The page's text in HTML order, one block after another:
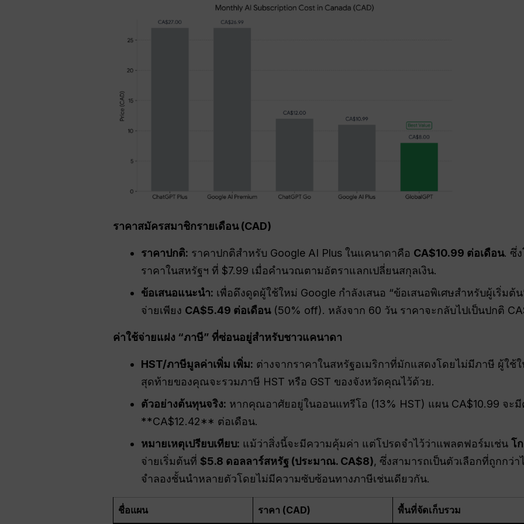
ราคาสมัครสมาชิกรายเดือน (CAD)
ราคาปกติ: ราคาปกติสำหรับ Google AI Plus ในแคนาดาคือ CA$10.99 ต่อเดือน. ซึ่
ราคาในสหรัฐฯ ที่ $7.99 เมื่อคำนวณตามอัตราแลกเปลี่ยนสกุลเงิน.
ข้อเสนอแนะนำ: เพื่อดึงดูดผู้ใช้ใหม่ Google กำลังเสนอ “ข้อเสนอพิเศษสำหรับผู้เริ่ม
จ่ายเพียง CA$5.49 ต่อเดือน(50% off). หลังจาก 60 วัน ราคาจะกลับไปเป็นปกติ
ค่าใช้จ่ายแฝง “ภาษี” ที่ซ่อนอยู่สำหรับชาวแคนาดา
HST/ภาษีมูลค่าเพิ่ม เพิ่ม: ต่างจากราคาในสหรัฐอเมริกาที่มักแสดงโดยไม่มีภาษี ผู้ใช้
สุดท้ายของคุณจะรวมภาษี HST หรือ GST ของจังหวัดคุณไว้ด้วย.
ตัวอย่างต้นทุนจริง: หากคุณอาศัยอยู่ในออนแทรีโอ (13% HST) แผน CA$10.99 จะ
**CA$12.42** ต่อเดือน.
หมายเหตุเปรียบเทียบ: แม้ว่าสิ่งนี้จะมีความคุ้มค่า แต่โปรดจำไว้ว่าแพลตฟอร์มเช่น โ
จ่ายเริ่มต้นที่ $5.8 ดอลลาร์สหรัฐ (ประมาณ. CA$8), ซึ่งสามารถเป็นตัวเลือกที่ถูกกว่
จำลองชั้นนำหลายตัวโดยไม่มีความซับซ้อนทางภาษีเช่นเดียวกัน.
ชื่อแผน ราคา (CAD) พื้นที่จัดเก็บรวม